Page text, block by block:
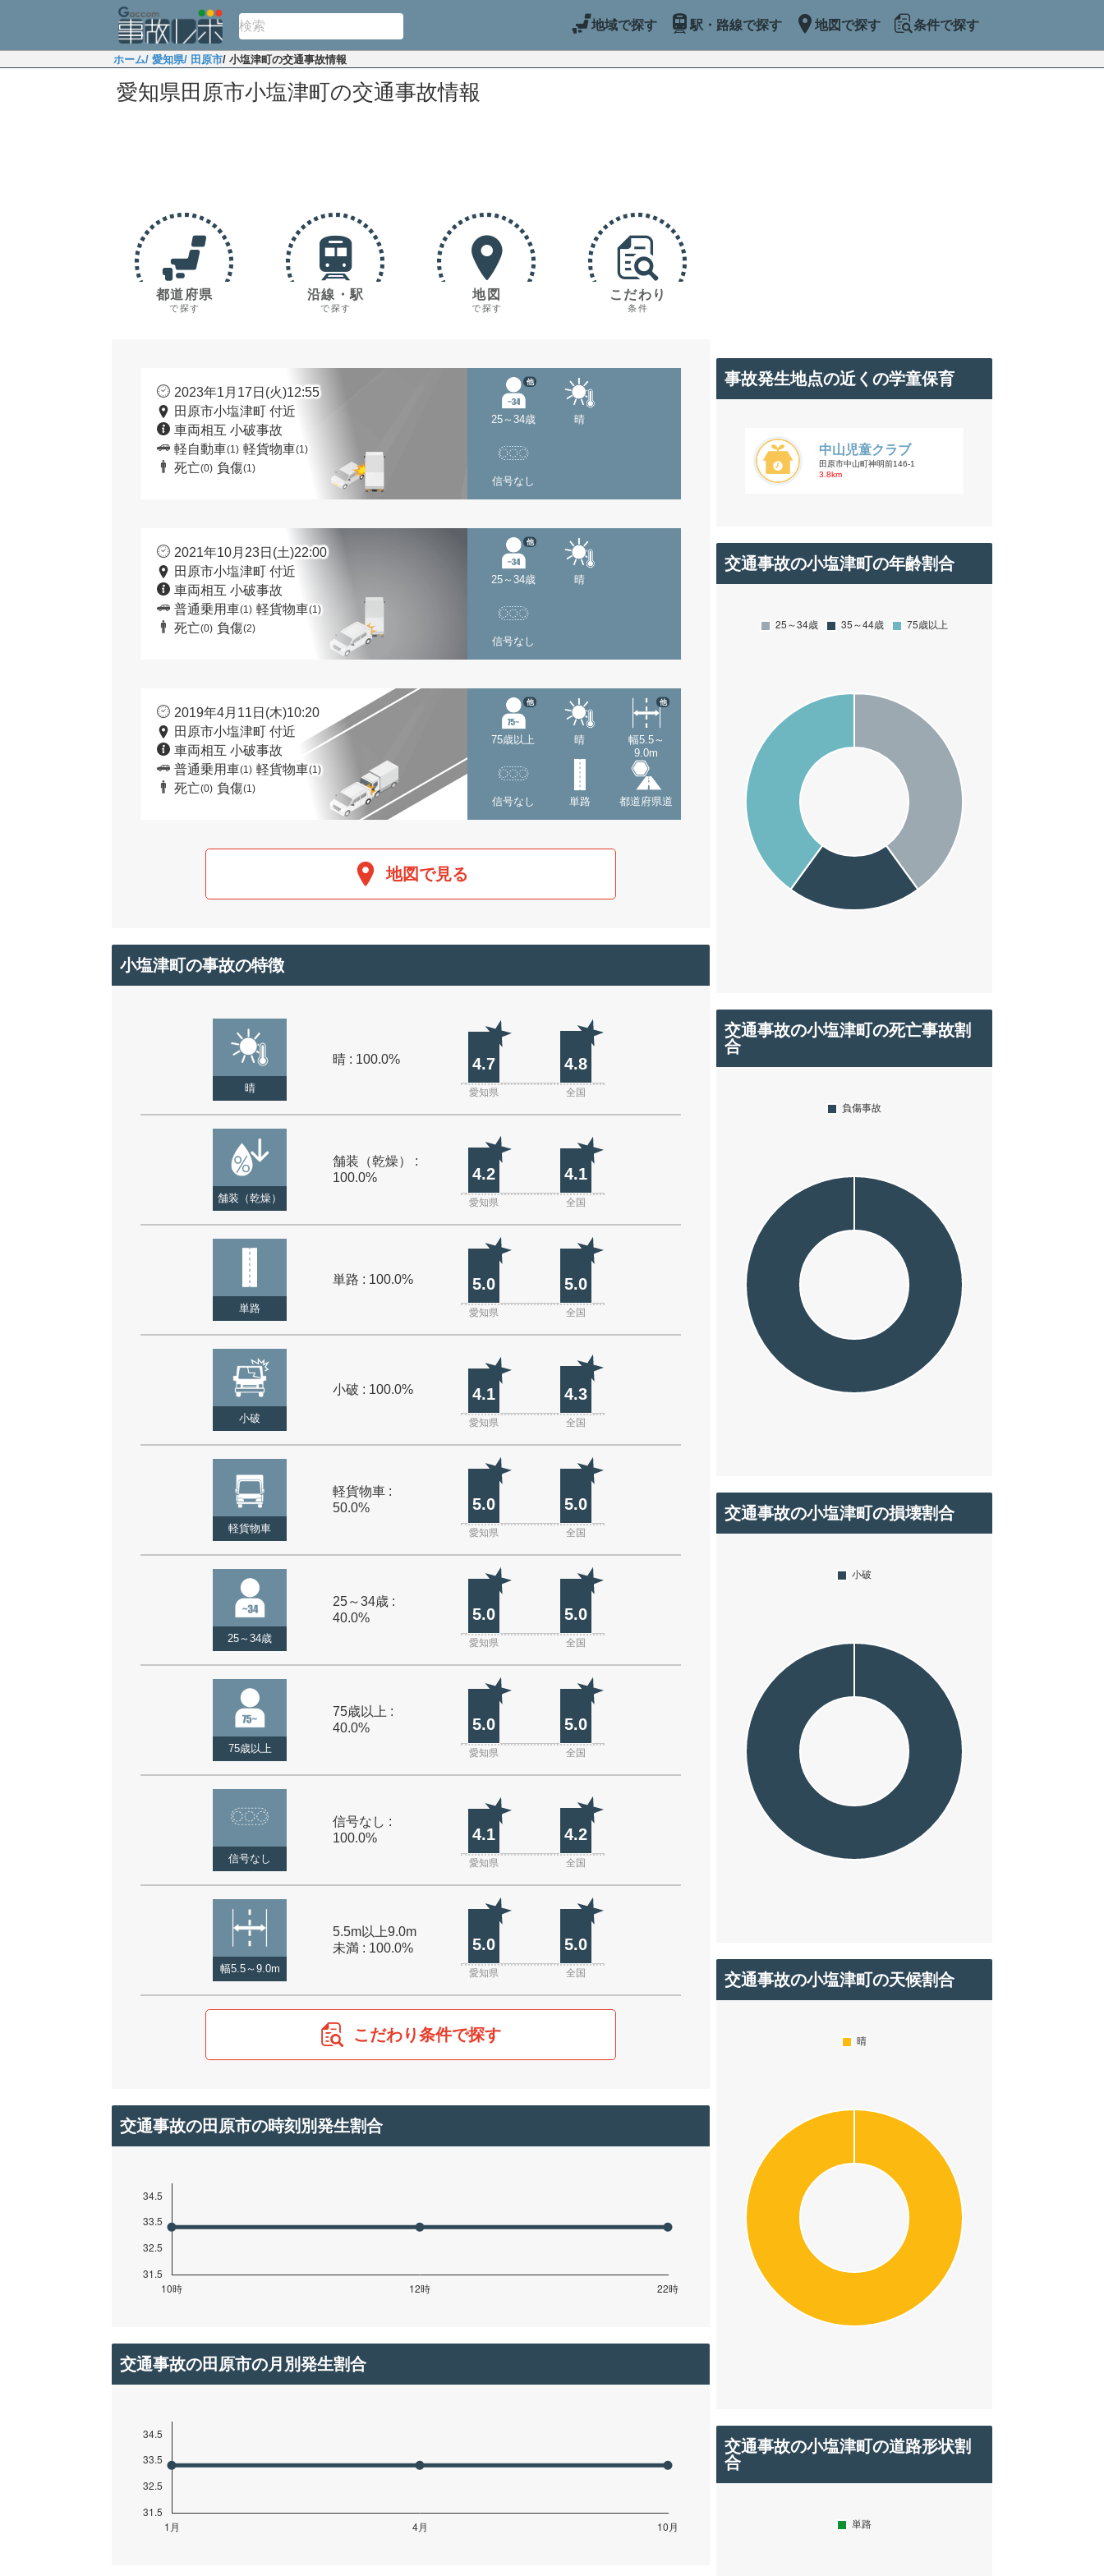
地域で探す 駅・路線で探す 地図で探す 条件で探す
ホーム/ 愛知県/ 田原市/ 小塩津町の交通事故情報
愛知県田原市小塩津町の交通事故情報
都道府県
で探す
沿線・駅
で探す
地図
で探す
こだわり
条件
2023年1月17日(火)12:55
田原市小塩津町 付近
車両相互 小破事故
軽自動車(1) 軽貨物車(1)
死亡(0) 負傷(1)
25～34歳
他
晴
信号なし
2021年10月23日(土)22:00
田原市小塩津町 付近
車両相互 小破事故
普通乗用車(1) 軽貨物車(1)
死亡(0) 負傷(2)
25～34歳
他
晴
信号なし
2019年4月11日(木)10:20
田原市小塩津町 付近
車両相互 小破事故
普通乗用車(1) 軽貨物車(1)
死亡(0) 負傷(1)
75歳以上
他
晴
幅5.5～
9.0m
他
信号なし 単路 都道府県道
地図で見る
小塩津町の事故の特徴
晴
晴 : 100.0% 4.7 4.8
愛知県 全国
舗装（乾燥）
舗装（乾燥） :
100.0%
4.2 4.1
愛知県 全国
単路
単路 : 100.0% 5.0 5.0
愛知県 全国
小破
小破 : 100.0% 4.1 4.3
愛知県 全国
軽貨物車
軽貨物車 :
50.0%
5.0 5.0
愛知県 全国
25～34歳
25～34歳 :
40.0%
5.0 5.0
愛知県 全国
75歳以上
75歳以上 :
40.0%
5.0 5.0
愛知県 全国
信号なし
信号なし :
100.0%
4.1 4.2
愛知県 全国
幅5.5～9.0m
5.5m以上9.0m
未満 : 100.0%
5.0 5.0
愛知県 全国
こだわり条件で探す
交通事故の田原市の時刻別発生割合
交通事故の田原市の月別発生割合
事故発生地点の近くの学童保育
中山児童クラブ
田原市中山町神明前146-1
3.8km
交通事故の小塩津町の年齢割合
交通事故の小塩津町の死亡事故割
合
交通事故の小塩津町の損壊割合
交通事故の小塩津町の天候割合
交通事故の小塩津町の道路形状割
合